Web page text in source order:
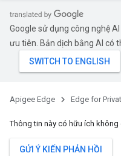
Google sử dụng công nghệ
ưu tiên. Bản dịch bằng AI có
Apigee Edge Edge for
Thông tin này có hữu ích
GỬI Ý KIẾN PHẢN HỒI